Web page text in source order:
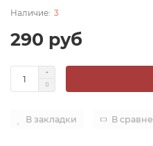
3
290 руб
В закладки В